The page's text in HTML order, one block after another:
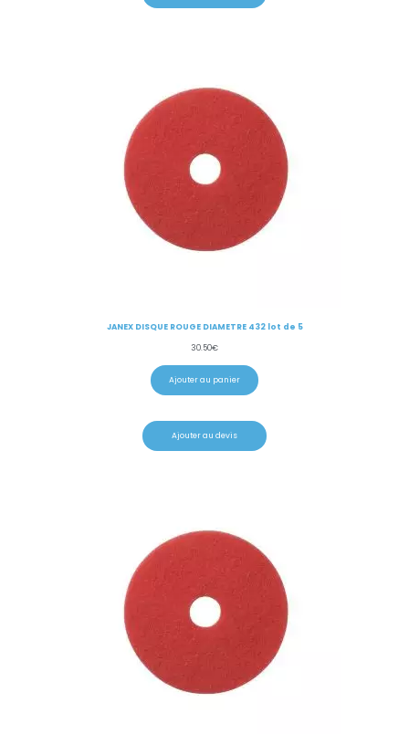
JANEX DISQUE ROUGE DIAMETRE 432 lot de 5
30.50€
Ajouter au panier
Ajouter au devis